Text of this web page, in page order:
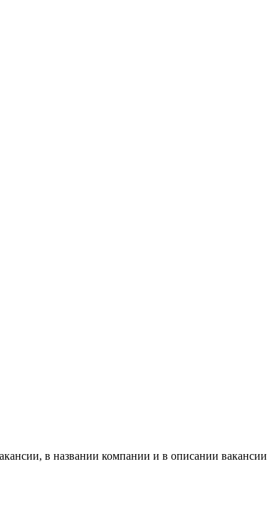
в названии компании и в описании вакансии